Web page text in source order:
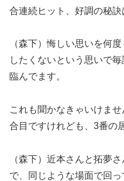
合連続ヒット、好調の秘訣
（森下）悔しい思いを何
したくないという思いで
臨んでます。
これも聞かなきゃいけま
合目ですけれども、3番の
（森下）近本さんと拓夢
で、同じような場面で回